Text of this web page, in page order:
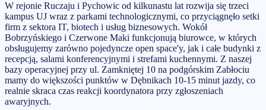
W rejonie Ruczaju i Pychowic od kilkunastu lat rozwija się trzeci
kampus UJ wraz z parkami technologicznymi, co przyciągnęło setki
firm z sektora IT, biotech i usług biznesowych. Wokół
Bobrzyńskiego i Czerwone Maki funkcjonują biurowce, w których
obsługujemy zarówno pojedyncze open space'y, jak i całe budynki z
recepcją, salami konferencyjnymi i strefami kuchennymi. Z naszej
bazy operacyjnej przy ul. Zamkniętej 10 na podgórskim Zabłociu
mamy do większości punktów w Dębnikach 10-15 minut jazdy, co
realnie skraca czas reakcji koordynatora przy zgłoszeniach
awaryjnych.